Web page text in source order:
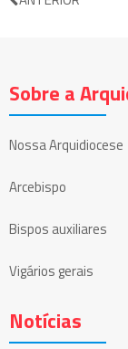
Sobre a
Nossa Arquidiocese
Arcebispo
Bispos auxiliares
Vigários gerais
Notícias